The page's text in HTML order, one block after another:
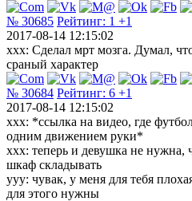
№ 30685 Рейтинг: 1 +1
2017-08-14 12:15:02
xxx: Сделал мрт мозга. Думал,
сраный характер
№ 30684 Рейтинг: 6 +1
2017-08-14 12:15:02
ххх: *ссылка на видео, где
одним движением руки*
ххх: теперь и девушка не нужна,
шкаф складывать
ууу: чувак, у меня для тебя
для этого нужны